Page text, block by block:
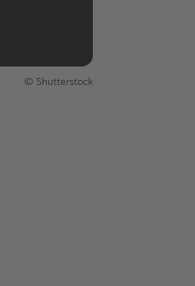
© Shutterstock